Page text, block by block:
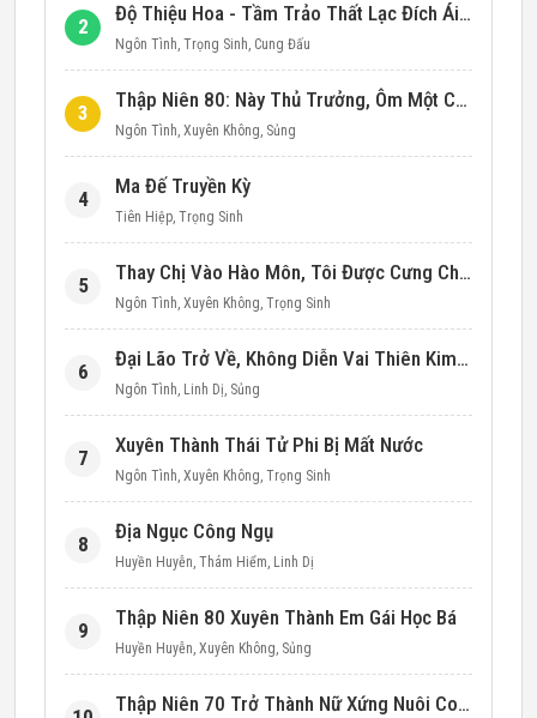
2
Độ Thiệu Hoa - Tầm Trảo Thất Lạc Đích Ái Tình
Ngôn Tình, Trọng Sinh, Cung Đấu
3
Thập Niên 80: Này Thủ Trưởng, Ôm Một Cái Đi!
Ngôn Tình, Xuyên Không, Sủng
4
Ma Đế Truyền Kỳ
Tiên Hiệp, Trọng Sinh
5
Thay Chị Vào Hào Môn, Tôi Được Cưng Chiều Hết Mực (Thập Niên 90)
Ngôn Tình, Xuyên Không, Trọng Sinh
6
Đại Lão Trở Về, Không Diễn Vai Thiên Kim Giả Nữa
Ngôn Tình, Linh Dị, Sủng
7
Xuyên Thành Thái Tử Phi Bị Mất Nước
Ngôn Tình, Xuyên Không, Trọng Sinh
8
Địa Ngục Công Ngụ
Huyền Huyễn, Thám Hiểm, Linh Dị
9
Thập Niên 80 Xuyên Thành Em Gái Học Bá
Huyền Huyễn, Xuyên Không, Sủng
Thập Niên 70 Trở Thành Nữ Xứng Nuôi Con Làm Giàu